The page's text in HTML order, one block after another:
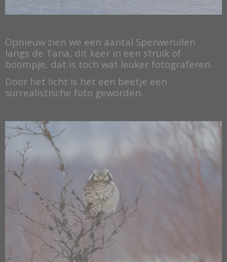
Opnieuw zien we een aantal Sperweruilen
langs de Tana, dit keer in een struik of
boompje, dat is toch wat leuker fotograferen.
Door het licht is het een beetje een
surrealistische foto geworden.